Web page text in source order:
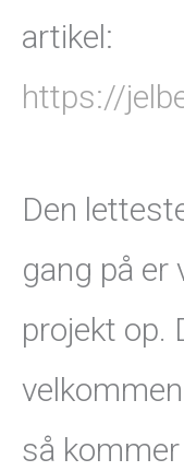
artikel:
https://
Den
gang på er
projekt op.
så